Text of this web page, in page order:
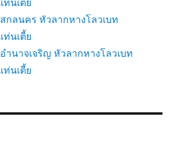
ท่นเตี้ย
กลนคร หัวลากหางโลวเบท
ท่นเตี้ย
ำนาจเจริญ หัวลากหางโลวเบท
ท่นเตี้ย